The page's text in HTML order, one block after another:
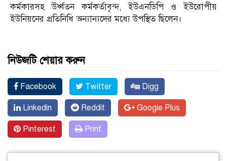
কর্মকারসহ উর্ধ্বতন কর্মকর্তাবৃন্দ, ইউএনডিপি ও ইউরোপীয়
ইউনিয়নের প্রতিনিধি অন্যান্যদের মধ্যে উপস্থিত ছিলেন।
নিউজটি শেয়ার করুন
Facebook Twitter Digg
Linkedin Reddit Google Plus
Pinterest Print